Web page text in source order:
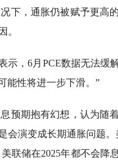
下，通胀仍被赋予更高
。
示，6月PCE数据无法缓
能性将进一步下滑。”
预期抱有幻想，认为随
会演变成长期通胀问题
联储在2025年都不会降